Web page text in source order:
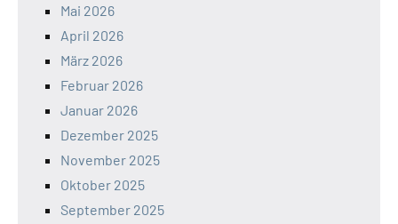
Mai 2026
April 2026
März 2026
Februar 2026
Januar 2026
Dezember 2025
November 2025
Oktober 2025
September 2025